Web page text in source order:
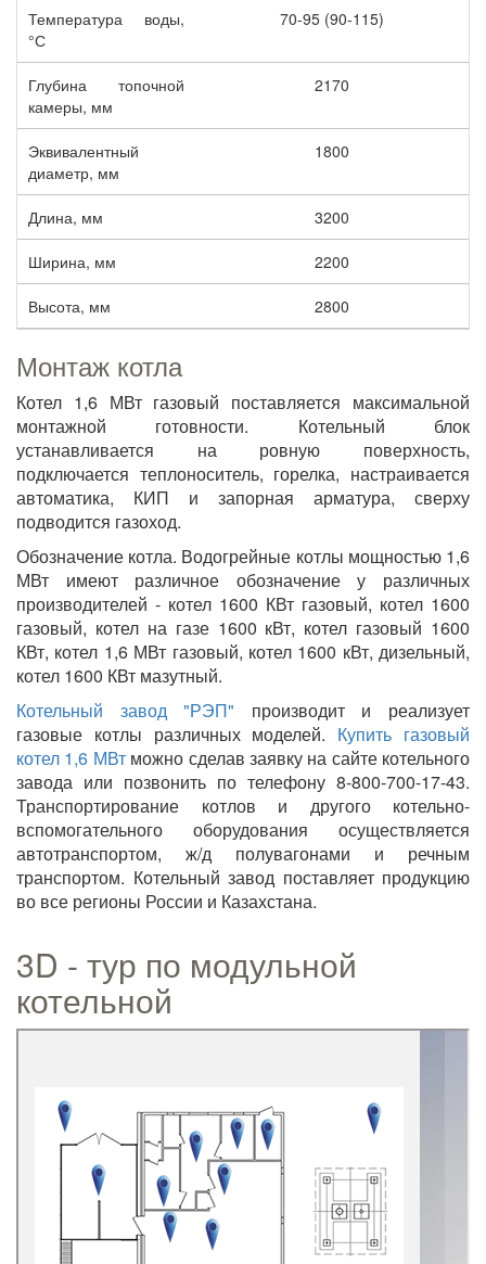
Температура воды,
°С
70-95 (90-115)
Глубина топочной
камеры, мм
2170
Эквивалентный
диаметр, мм
1800
Длина, мм 3200
Ширина, мм 2200
Высота, мм 2800
Монтаж котла
Котел 1,6 МВт газовый поставляется максимальной
монтажной готовности. Котельный блок
устанавливается на ровную поверхность,
подключается теплоноситель, горелка, настраивается
автоматика, КИП и запорная арматура, сверху
подводится газоход.
Обозначение котла. Водогрейные котлы мощностью 1,6
МВт имеют различное обозначение у различных
производителей - котел 1600 КВт газовый, котел 1600
газовый, котел на газе 1600 кВт, котел газовый 1600
КВт, котел 1,6 МВт газовый, котел 1600 кВт, дизельный,
котел 1600 КВт мазутный.
Котельный завод "РЭП" производит и реализует
газовые котлы различных моделей. Купить газовый
котел 1,6 МВтможно сделав заявку на сайте котельного
завода или позвонить по телефону 8-800-700-17-43.
Транспортирование котлов и другого котельно-
вспомогательного оборудования осуществляется
автотранспортом, ж/д полувагонами и речным
транспортом. Котельный завод поставляет продукцию
во все регионы России и Казахстана.
3D - тур по модульной
котельной